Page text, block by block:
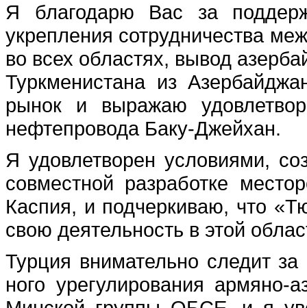
Я благодарю Вас за
укрепления сотрудничества
во всех обла­стях, вывод
Туркменистана из
рынок и выражаю
нефтепровода Баку-Джейхан.
Я удовлетворен условиями,
совместной разра­ботке
Кас­пия, и подчеркиваю, что
свою деятельность в этой
Турция вни­мательно следит
ного урегулирования армяно-